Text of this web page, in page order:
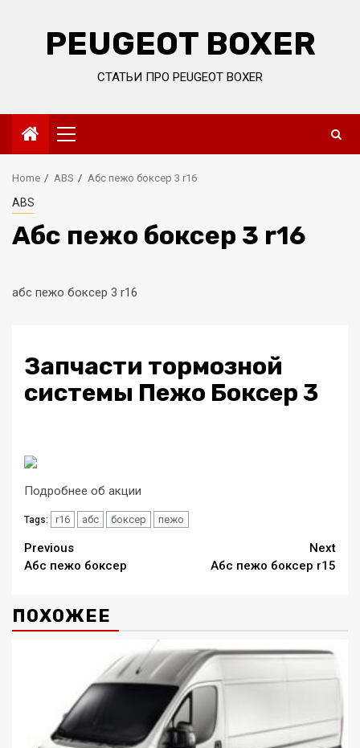
PEUGEOT BOXER
СТАТЬИ ПРО PEUGEOT BOXER
Primary
Menu
Home ABS Абс пежо боксер 3 r16
ABS
Абс пежо боксер 3 r16
абс пежо боксер 3 r16
Запчасти тормозной
системы Пежо Боксер 3
Подробнее об акции
Tags: r16 абс боксер пежо
Continue
Reading
Previous
Абс пежо боксер
Next
Абс пежо боксер r15
ПОХОЖЕЕ